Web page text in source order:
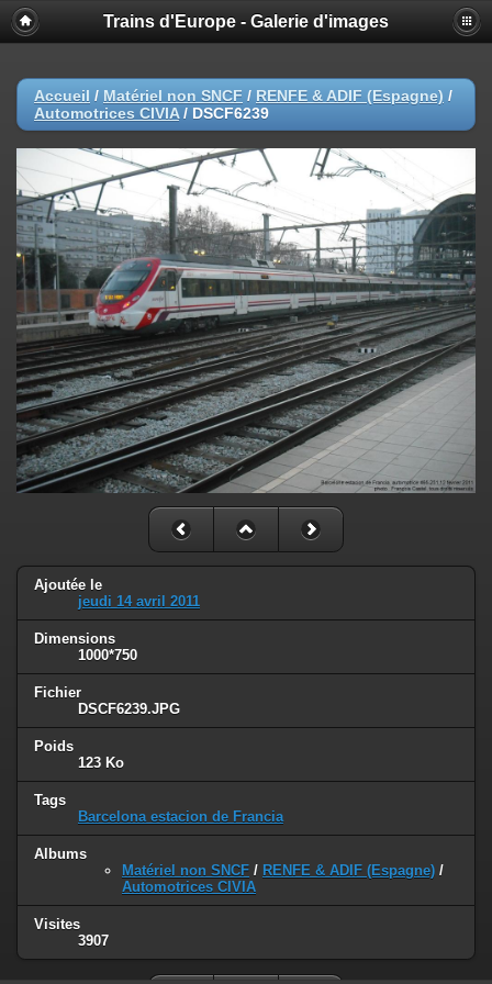
Trains d'Europe - Galerie d'images
Accueil / Matériel non SNCF / RENFE & ADIF (Espagne) /
Automotrices CIVIA/ DSCF6239
Ajoutée le
jeudi 14 avril 2011
Dimensions
1000*750
Fichier
DSCF6239.JPG
Poids
123 Ko
Tags
Barcelona estacion de Francia
Albums
Matériel non SNCF / RENFE & ADIF (Espagne) /
Automotrices CIVIA
Visites
3907